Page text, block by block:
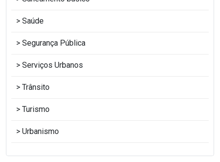
Saúde
Segurança Pública
Serviços Urbanos
Trânsito
Turismo
Urbanismo